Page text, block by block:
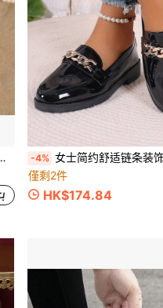
-4% 女士简约舒适链条装饰乐福鞋，黑色时尚金
僅剩2件
HK$174.84